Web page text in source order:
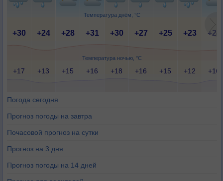
Температура днём, °C
Температура ночью, °C
+30 +24 +28 +31 +30 +27 +25 +23 +24
+17 +13 +15 +16 +18 +16 +15 +12 +16
Погода сегодня
Прогноз погоды на завтра
Почасовой прогноз на сутки
Прогноз на 3 дня
Прогноз погоды на 14 дней